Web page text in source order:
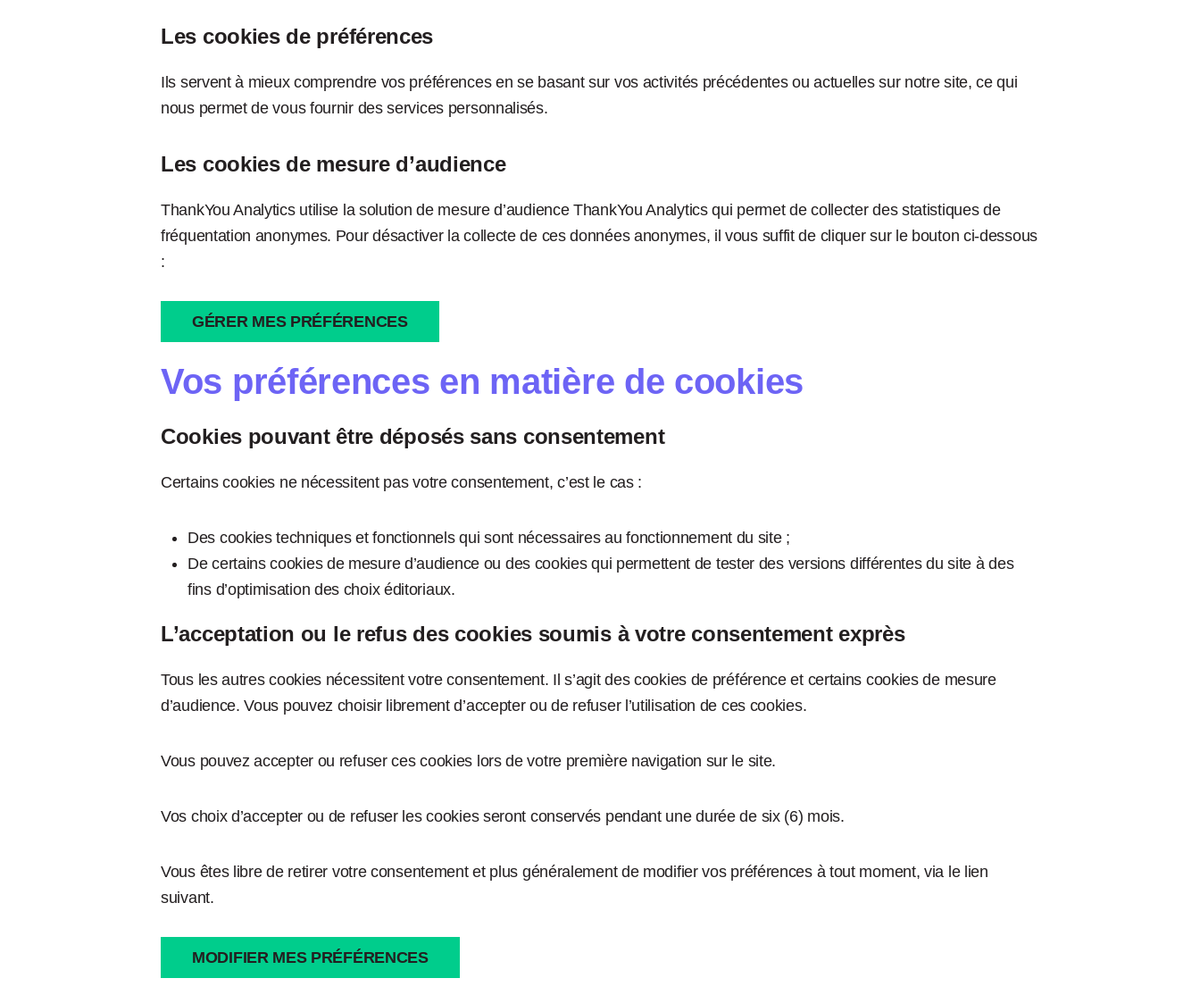
Les cookies de préférences
Ils servent à mieux comprendre vos préférences en se basant sur vos activités précédentes ou actuelles sur notre site, ce qui
nous permet de vous fournir des services personnalisés.
Les cookies de mesure d’audience
ThankYou Analytics utilise la solution de mesure d’audience ThankYou Analytics qui permet de collecter des statistiques de
fréquentation anonymes. Pour désactiver la collecte de ces données anonymes, il vous suffit de cliquer sur le bouton ci-dessous
:
GÉRER MES PRÉFÉRENCES
Vos préférences en matière de cookies
Cookies pouvant être déposés sans consentement
Certains cookies ne nécessitent pas votre consentement, c’est le cas :
Des cookies techniques et fonctionnels qui sont nécessaires au fonctionnement du site ;
De certains cookies de mesure d’audience ou des cookies qui permettent de tester des versions différentes du site à des
fins d’optimisation des choix éditoriaux.
L’acceptation ou le refus des cookies soumis à votre consentement exprès
Tous les autres cookies nécessitent votre consentement. Il s’agit des cookies de préférence et certains cookies de mesure
d’audience. Vous pouvez choisir librement d’accepter ou de refuser l’utilisation de ces cookies.
Vous pouvez accepter ou refuser ces cookies lors de votre première navigation sur le site.
Vos choix d’accepter ou de refuser les cookies seront conservés pendant une durée de six (6) mois.
Vous êtes libre de retirer votre consentement et plus généralement de modifier vos préférences à tout moment, via le lien
suivant.
MODIFIER MES PRÉFÉRENCES